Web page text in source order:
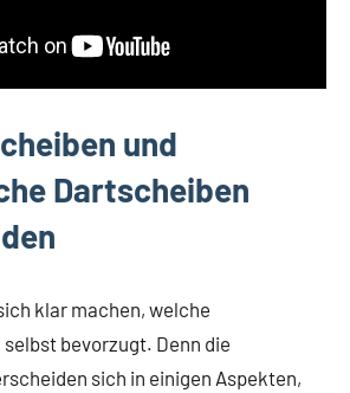
und
Dartscheiben
klar machen, welche
bevorzugt. Denn die
sich in einigen Aspekten,